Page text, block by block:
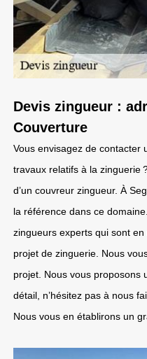
Devis zingueur :
Couverture
Vous envisagez de contacter
travaux relatifs à la zinguerie
d’un couvreur zingueur. À
la référence dans ce
zingueurs experts qui sont
projet de zinguerie. Nous
projet. Nous vous proposons
détail, n’hésitez pas à nous
Nous vous en établirons un